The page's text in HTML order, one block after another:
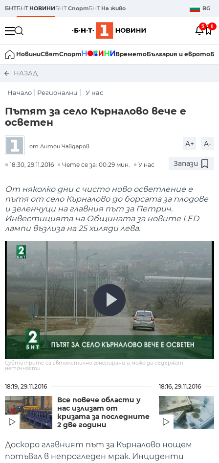
БНТБНТ НОВИНИБНТСпортБНТ На живо BG
5 0
НовиниСвятСпорт ВреметоБългария и еврото
НАЗАД
Начало Регионални У нас
Пътят за село Кърналово вече е
осветен
от Антон Чавдаров A+ A-
18:30, 29.11.2016 Чете се за: 00:29 мин. У нас Запази
От няколко дни с чисто ново осветление е
пътя от село Кърналово до борсата за плодове
и зеленчуци на главния път за Петрич.
Инвестицията на Общината за новите LED
лампи възлиза на 25 хиляди лева.
Субтитрите са автоматично генерирани и може да съдържат
неточности.
18:19, 29.11.2016
Все повече области у
нас излизат от
кризата за последните
2 две години
18:16, 29.11.2016
Доскоро главният път за Кърналово нощем
потъвал в непрогледен мрак. Инциденти